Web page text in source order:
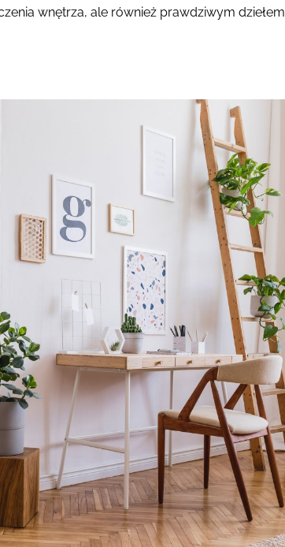
wnętrza, ale również prawdziwym dziełem